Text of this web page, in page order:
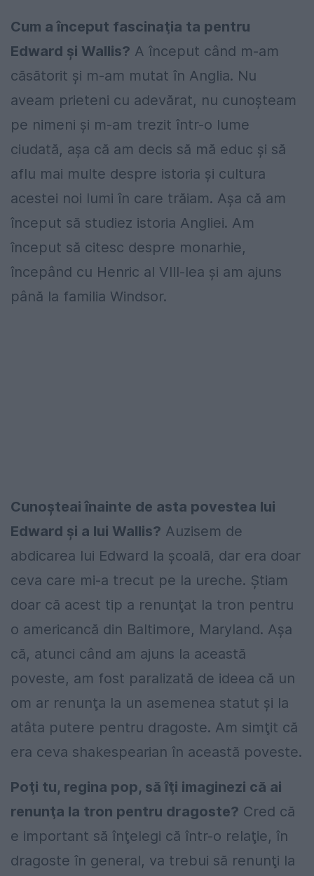
Cum a început fascinaţia ta pentru
Edward şi Wallis? A început când m-am
căsătorit şi m-am mutat în Anglia. Nu
aveam prieteni cu adevărat, nu cunoşteam
pe nimeni şi m-am trezit într-o lume
ciudată, aşa că am decis să mă educ şi să
aflu mai multe despre istoria şi cultura
acestei noi lumi în care trăiam. Aşa că am
început să studiez istoria Angliei. Am
început să citesc despre monarhie,
începând cu Henric al VIII-lea şi am ajuns
până la familia Windsor.
Cunoşteai înainte de asta povestea lui
Edward şi a lui Wallis? Auzisem de
abdicarea lui Edward la şcoală, dar era doar
ceva care mi-a trecut pe la ureche. Ştiam
doar că acest tip a renunţat la tron pentru
o americancă din Baltimore, Maryland. Aşa
că, atunci când am ajuns la această
poveste, am fost paralizată de ideea că un
om ar renunţa la un asemenea statut şi la
atâta putere pentru dragoste. Am simţit că
era ceva shakespearian în această poveste.
Poţi tu, regina pop, să îţi imaginezi că ai
renunţa la tron pentru dragoste? Cred că
e important să înţelegi că într-o relaţie, în
dragoste în general, va trebui să renunţi la